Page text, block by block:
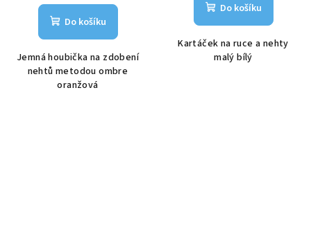
Do košíku
Jemná houbička na zdobení
nehtů metodou ombre
oranžová
Do košíku
Kartáček na ruce a nehty
malý bílý